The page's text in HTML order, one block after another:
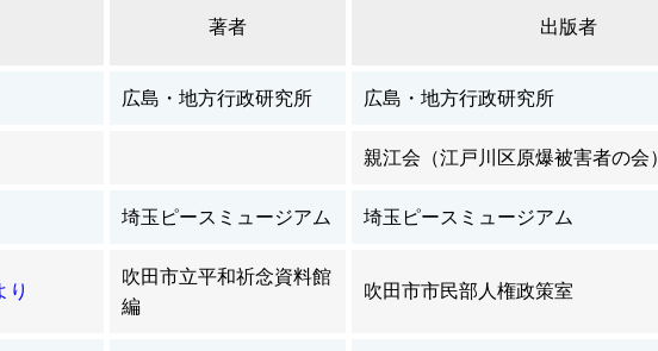
著者 出版者
広島・地方行政研究所 広島・地方行政研究所
親江会（江戸川区原爆被害者の会）
埼玉ピースミュージアム 埼玉ピースミュージアム
り
吹田市立平和祈念資料館
編
吹田市市民部人権政策室